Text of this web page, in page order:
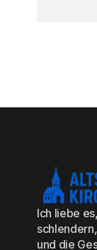
Ich liebe
und die